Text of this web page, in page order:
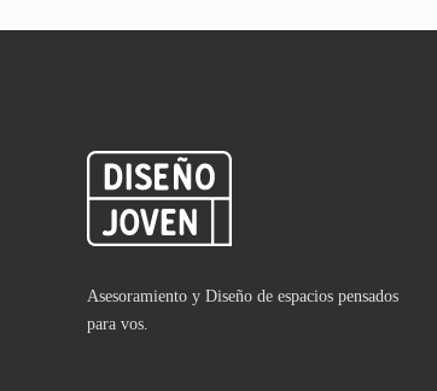
Asesoramiento y Diseño de espacios pensados
para vos.